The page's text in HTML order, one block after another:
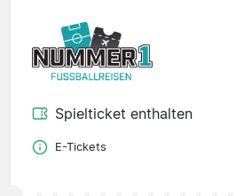
Spielticket enthalten
E-Tickets